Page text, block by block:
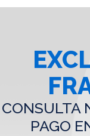
CONSULTA
PAGO